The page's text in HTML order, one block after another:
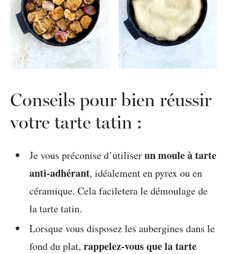
Conseils pour bien réussir
votre tarte tatin :
Je vous préconise d’utiliserun moule à tarte
anti-adhérant, idéalement en pyrex ou en
céramique. Cela faciletera le démoulage de
la tarte tatin.
Lorsque vous disposez les aubergines dans le
fond du plat,rappelez-vous que la tarte